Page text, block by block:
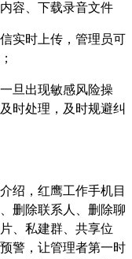
容、下载录音文件
实时上传，管理员可
旦出现敏感风险操
时处理，及时规避纠
绍，红鹰工作手机目
删除联系人、删除聊
、私建群、共享位
警，让管理者第一时